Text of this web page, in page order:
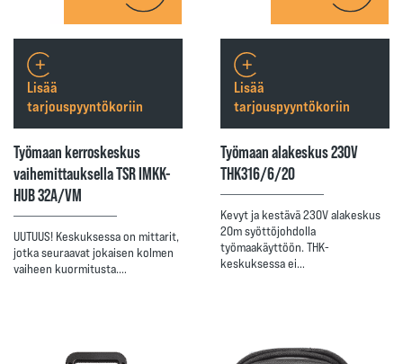
Työmaan kerroskeskus
vaihemittauksella TSR IMKK-
HUB 32A/VM
UUTUUS! Keskuksessa on mittarit,
jotka seuraavat jokaisen kolmen
vaiheen kuormitusta.…
Lisää
tarjouspyyntökoriin
Työmaan alakeskus 230V
THK316/6/20
Kevyt ja kestävä 230V alakeskus
20m syöttöjohdolla
työmaakäyttöön. THK-
keskuksessa ei…
Lisää
tarjouspyyntökoriin